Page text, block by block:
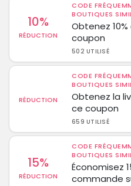
10%
RÉDUCTION
CODE
BOUTIQUES
Obtenez
coupon
502 UTILISÉ
RÉDUCTION
CODE
BOUTIQUES
Obtenez la
ce coupon
659 UTILISÉ
15%
RÉDUCTION
CODE
BOUTIQUES
Économisez
commande